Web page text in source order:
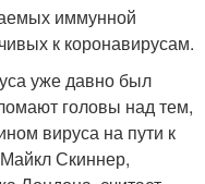
иммунной
к коронавирусам.
уже давно был
головы над тем,
вируса на пути к
Скиннер,